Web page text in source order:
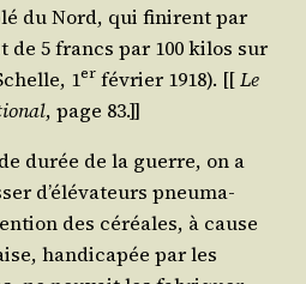
du Nord, qui finirent par
5 francs par 100 kilos sur
1er février 1918). [[Le
, page 83.]]
durée de la guerre, on a
d’élévateurs pneu­ma­
des céréales, à cause
han­di­ca­pée par les